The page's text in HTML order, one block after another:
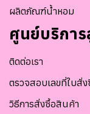
ผลิตภัณฑ์น้ำหอม
ศูนย์บริกา
ติดต่อเรา
ตรวจสอบเลขที่ใบสั่ง
วิธีการสั่งซื้อสินค้า